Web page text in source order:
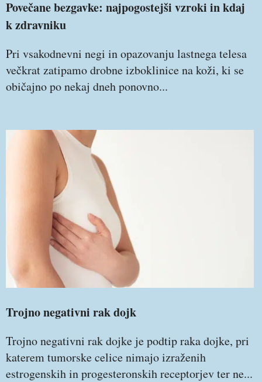
Povečane bezgavke: najpogostejši vzroki in kdaj
k zdravniku
Pri vsakodnevni negi in opazovanju lastnega telesa
večkrat zatipamo drobne izboklinice na koži, ki se
običajno po nekaj dneh ponovno...
Trojno negativni rak dojk
Trojno negativni rak dojke je podtip raka dojke, pri
katerem tumorske celice nimajo izraženih
estrogenskih in progesteronskih receptorjev ter ne...